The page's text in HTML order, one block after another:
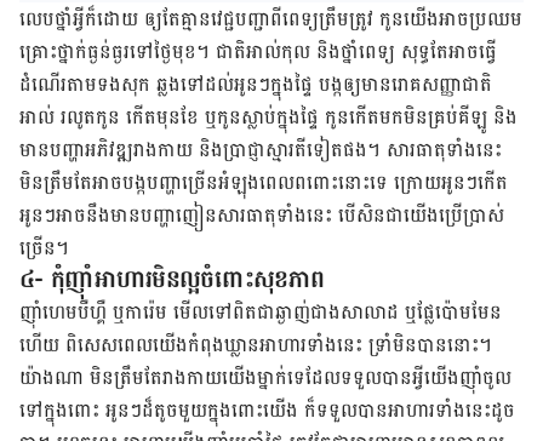
លេប​ថ្នាំ​អ្វី​ក៏​ដោយ ឲ្យ​តែ​គ្មាន​វេជ្ជ​បញ្ជា​ពី​ពេទ្យ​ត្រឹម​ត្រូវ កូន​យើង​អាច​ប្រឈម​
គ្រោះ​ថ្នាក់​ធ្ងន់​ធ្ងរ​ទៅ​ថ្ងៃ​មុខ។ ជាតិ​អាល់កុល និង​ថ្នាំ​ពេទ្យ សុទ្ធ​តែ​អាច​ធ្វើ​
ដំណើរ​តាម​ទង​សុក ឆ្លង​ទៅ​ដល់​អូនៗ​ក្នុង​ផ្ទៃ បង្ក​ឲ្យ​មាន​រោគ​សញ្ញា​ជាតិ​
អាល់ រលូត​កូន កើត​មុន​ខែ ឬ​កូនស្លាប់​ក្នុង​ផ្ទៃ កូន​កើត​មក​មិន​គ្រប់​គីឡូ និង​
មាន​បញ្ហា​អភិវឌ្ឍ​រាង​កាយ និង​ប្រាជ្ញា​ស្មារតី​ទៀត​ផង។ សារធាតុ​ទាំង​នេះ
មិន​ត្រឹម​តែ​អាច​បង្ក​បញ្ហា​ច្រើន​អំឡុង​ពេល​ពពោះ​នោះ​ទេ ក្រោយ​អូនៗ​កើត
អូនៗ​អាច​នឹង​មាន​បញ្ហា​ញៀន​សារធាតុ​ទាំង​នេះ បើ​សិន​ជា​យើង​ប្រើ​ប្រាស់​
ច្រើន។
៤- កុំ​ញ៉ាំ​អាហារ​មិន​ល្អ​ចំពោះ​សុខភាព
ញ៉ាំ​ហេមបឺហ្គឺ ឬ​ការ៉េម មើល​ទៅ​ពិត​ជា​ឆ្ងាញ់​ជាង​សាលាដ ឬ​ផ្លែ​ប៉ោម​មែន​
ហើយ ពិសេស​ពេល​យើង​កំពុង​ឃ្លាន​អាហារ​ទាំង​នេះ ទ្រាំ​មិន​បាន​នោះ។
យ៉ាង​ណា មិន​ត្រឹម​តែ​រាង​កាយ​យើង​ម្នាក់ទេ​ដែល​ទទួល​បាន​អ្វី​យើង​ញ៉ាំ​ចូល​
ទៅក្នុងពោះ​ អូនៗ​ដ៏​តូច​មួយ​ក្នុង​ពោះ​យើង ក៏​ទទួល​បាន​អាហារ​ទាំង​នេះ​ដូច​